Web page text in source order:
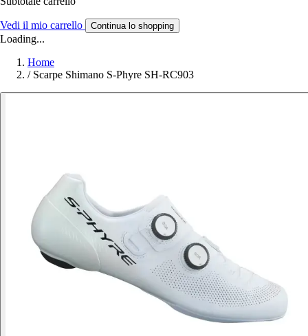
Vedi il mio carrello Continua lo shopping
Loading...
Home
/ Scarpe Shimano S-Phyre SH-RC903